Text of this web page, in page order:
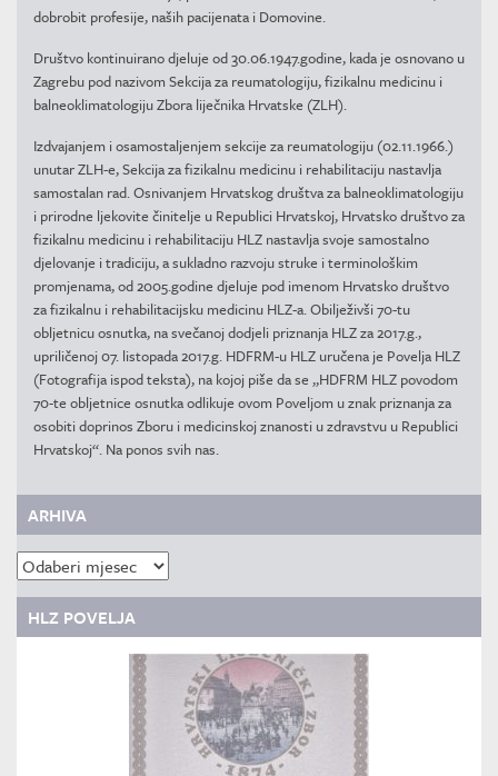
dobrobit profesije, naših pacijenata i Domovine.
Društvo kontinuirano djeluje od 30.06.1947.godine, kada je osnovano u
Zagrebu pod nazivom Sekcija za reumatologiju, fizikalnu medicinu i
balneoklimatologiju Zbora liječnika Hrvatske (ZLH).
Izdvajanjem i osamostaljenjem sekcije za reumatologiju (02.11.1966.)
unutar ZLH-e, Sekcija za fizikalnu medicinu i rehabilitaciju nastavlja
samostalan rad. Osnivanjem Hrvatskog društva za balneoklimatologiju
i prirodne ljekovite činitelje u Republici Hrvatskoj, Hrvatsko društvo za
fizikalnu medicinu i rehabilitaciju HLZ nastavlja svoje samostalno
djelovanje i tradiciju, a sukladno razvoju struke i terminološkim
promjenama, od 2005.godine djeluje pod imenom Hrvatsko društvo
za fizikalnu i rehabilitacijsku medicinu HLZ-a. Obilježivši 70-tu
obljetnicu osnutka, na svečanoj dodjeli priznanja HLZ za 2017.g.,
upriličenoj 07. listopada 2017.g. HDFRM-u HLZ uručena je Povelja HLZ
(Fotografija ispod teksta), na kojoj piše da se „HDFRM HLZ povodom
70-te obljetnice osnutka odlikuje ovom Poveljom u znak priznanja za
osobiti doprinos Zboru i medicinskoj znanosti u zdravstvu u Republici
Hrvatskoj“. Na ponos svih nas.
ARHIVA
Arhiva
HLZ POVELJA